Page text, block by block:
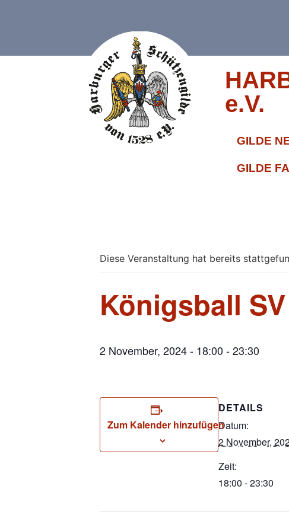
e.V.
GILDE
GILDE
Diese Veranstaltung hat bereits
Königsball
2 November, 2024 - 18:00 -23:30
Zum Kalender hinzufügen
DETAILS
Datum:
2 November,
Zeit:
18:00 - 23:30